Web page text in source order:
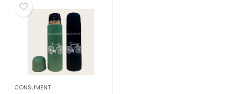
CONSUMENT